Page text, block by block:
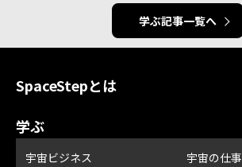
学ぶ記事一覧へ
SpaceStepとは
学ぶ
宇宙ビジネス 宇宙の仕事